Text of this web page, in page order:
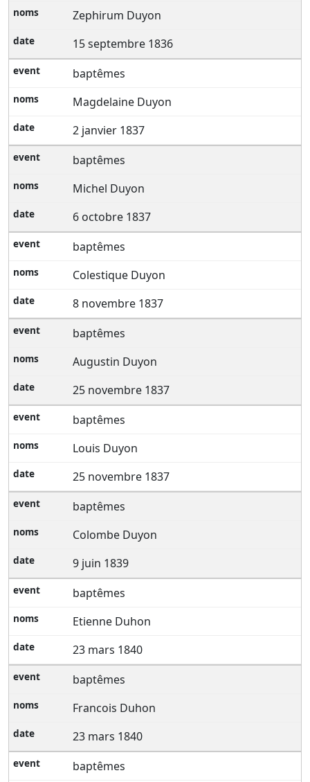
Zephirum Duyon
15 septembre 1836
baptêmes
Magdelaine Duyon
2 janvier 1837
baptêmes
Michel Duyon
6 octobre 1837
baptêmes
Colestique Duyon
8 novembre 1837
baptêmes
Augustin Duyon
25 novembre 1837
baptêmes
Louis Duyon
25 novembre 1837
baptêmes
Colombe Duyon
9 juin 1839
baptêmes
Etienne Duhon
23 mars 1840
baptêmes
Francois Duhon
23 mars 1840
baptêmes